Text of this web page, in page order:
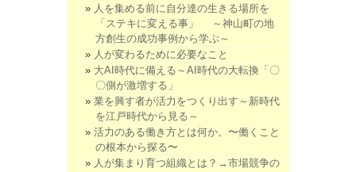
人を集める前に自分達の生きる場所を
「ステキに変える事」 ～神山町の地
方創生の成功事例から学ぶ～
人が変わるために必要なこと
大AI時代に備える～AI時代の大転換「〇
〇側が激増する」
業を興す者が活力をつくり出す～新時代
を江戸時代から見る～
活力のある働き方とは何か。〜働くこと
の根本から探る〜
人が集まり育つ組織とは？→市場競争の